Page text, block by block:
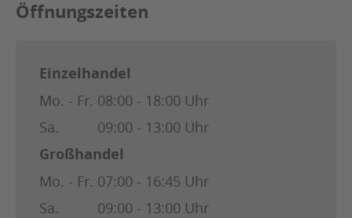
Öffnungszeiten
Einzelhandel
Mo. - Fr. 08:00 - 18:00 Uhr
Sa.
09:00 - 13:00 Uhr
Großhandel
Mo. - Fr. 07:00 - 16:45 Uhr
Sa.
09:00 - 13:00 Uhr